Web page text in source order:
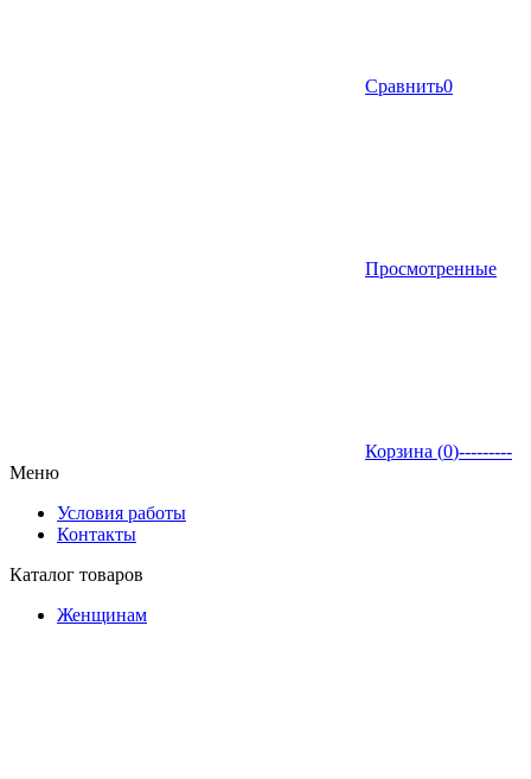
Сравнить0
Просмотренные
Корзина (0)---------
Меню
Условия работы
Контакты
Каталог товаров
Женщинам